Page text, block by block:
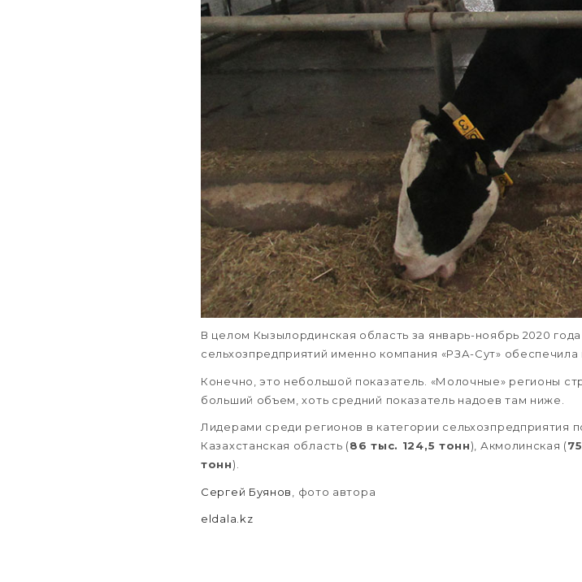
В целом Кызылординская область за январь-ноябрь 2020
сельхозпредприятий именно компания «РЗА-Сут»
Конечно, это небольшой показатель. «Молочные» регионы
больший объем, хоть средний показатель надоев там ниже.
Лидерами среди регионов в категории
Казахстанская область (86 тыс. 124,5 тонн), Акмолинская (
тонн).
Сергей Буянов , фото автора
eldala.kz